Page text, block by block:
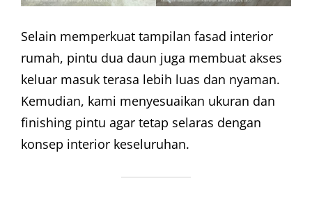
Selain memperkuat tampilan fasad interior
rumah, pintu dua daun juga membuat akses
keluar masuk terasa lebih luas dan nyaman.
Kemudian, kami menyesuaikan ukuran dan
finishing pintu agar tetap selaras dengan
konsep interior keseluruhan.